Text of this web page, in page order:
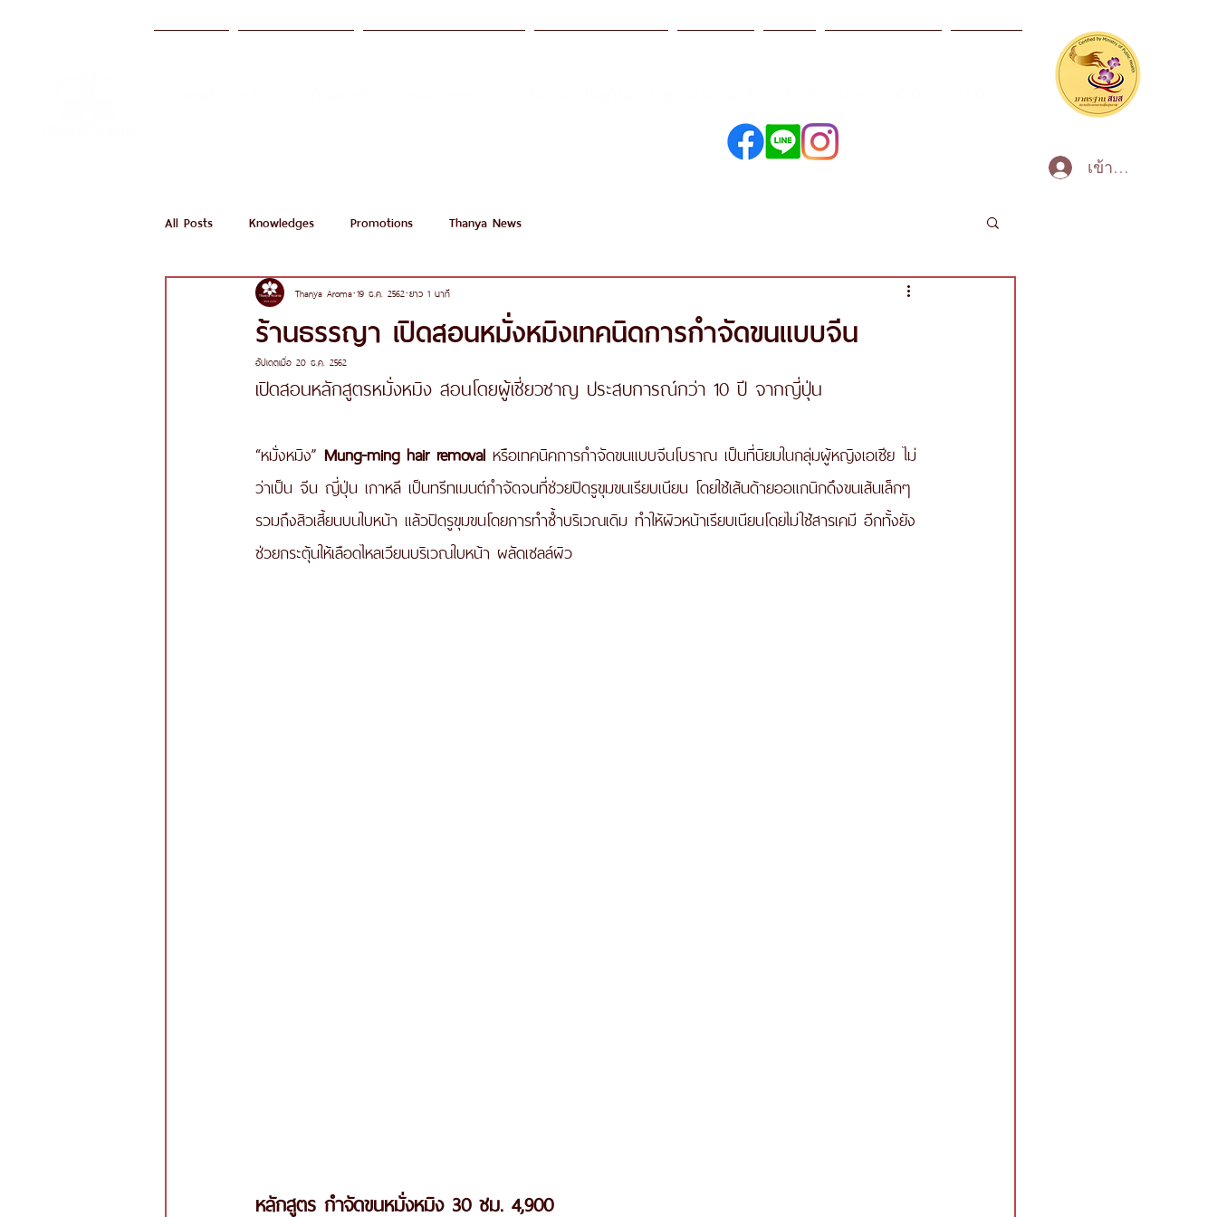
เข้าสู่ระบบ
All Posts Knowledges Promotions Thanya News
ร้านธรรญา เปิดสอนหมั่งหมิงเทคนิดการกำจัดขนแบบจีน
Thanya Aroma 19 ธ.ค. 2562 ยาว 1 นาที
อัปเดตเมื่อ 20 ธ.ค. 2562
เปิดสอนหลักสูตรหมั่งหมิง สอนโดยผู้เชี่ยวชาญ ประสบการณ์กว่า 10 ปี จากญี่ปุ่น
“หมั่งหมิง” Mung-ming hair removal หรือเทคนิคการกำจัดขนแบบจีนโบราณ เป็นที่นิยมในกลุ่มผู้หญิงเอเชีย ไม่
ว่าเป็น จีน ญี่ปุ่น เกาหลี เป็นทรีทเมนต์กำจัดจนที่ช่วยปิดรูขุมขนเรียบเนียน โดยใช้เส้นด้ายออแกนิกดึงขนเส้นเล็กๆ
รวมถึงสิวเสี้ยนบนใบหน้า แล้วปิดรูขุมขนโดยการทำซ้ำบริเวณเดิม ทำให้ผิวหน้าเรียบเนียนโดยไม่ใช้สารเคมี อีกทั้งยัง
ช่วยกระตุ้นให้เลือดไหลเวียนบริเวณใบหน้า ผลัดเซลล์ผิว
หลักสูตร กำจัดขนหมั่งหมิง 30 ชม. 4,900